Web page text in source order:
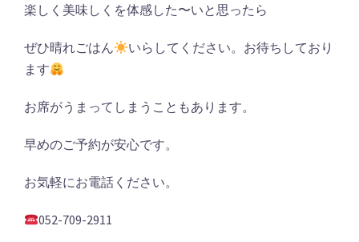
楽しく美味しくを体感した〜いと思ったら
ぜひ晴れごはん
いらしてください。お待ちしており
ます
お席がうまってしまうこともあります。
早めのご予約が安心です。
お気軽にお電話ください。
052-709-2911